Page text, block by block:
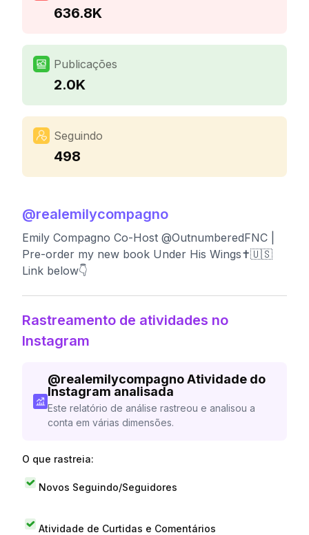
636.8K
Publicações
2.0K
Seguindo
498
@realemilycompagno
Emily Compagno Co-Host @OutnumberedFNC |
Pre-order my new book Under His Wings✝️🇺🇸
Link below👇
Rastreamento de atividades no
Instagram
@realemilycompagnoAtividade do
Instagram analisada
Este relatório de análise rastreou e analisou a
conta em várias dimensões.
O que rastreia:
Novos Seguindo/Seguidores
Atividade de Curtidas e Comentários